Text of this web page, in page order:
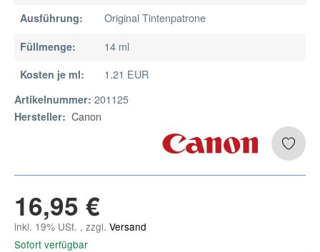
Ausführung: Original Tintenpatrone
Füllmenge: 14 ml
Kosten je ml: 1.21 EUR
Artikelnummer: 201125
Hersteller: Canon
16,95 €
inkl. 19% USt. , zzgl. Versand
Sofort verfügbar